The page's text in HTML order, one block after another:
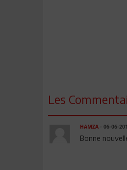
Les
HAMZA- 06-06-
Bonne